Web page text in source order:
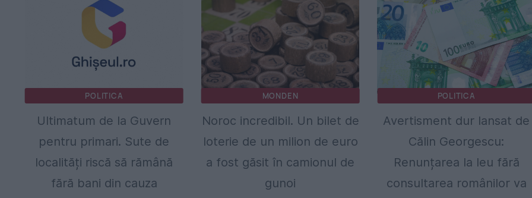
POLITICA
Ultimatum de la Guvern
pentru primari. Sute de
localități riscă să rămână
fără bani din cauza
MONDEN
Noroc incredibil. Un bilet de
loterie de un milion de euro
a fost găsit în camionul de
gunoi
POLITICA
Avertisment dur lansat de
Călin Georgescu:
Renunțarea la leu fără
consultarea românilor va